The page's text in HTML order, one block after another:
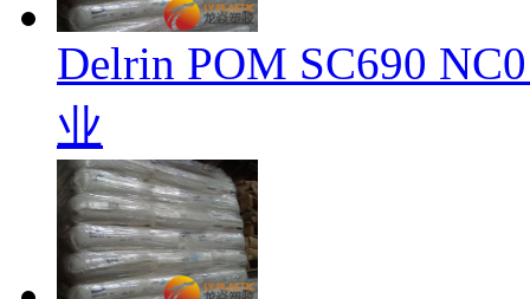
Delrin POM SC690
业